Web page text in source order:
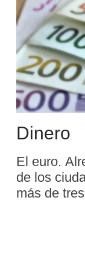
Dinero
El euro.
de los
más de